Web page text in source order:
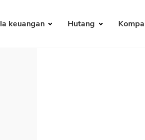
keuangan Hutang